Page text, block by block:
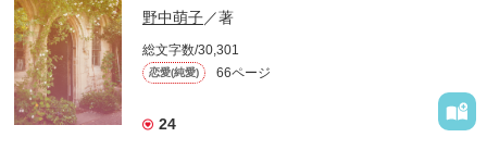
『今夜の晩飯はお前の大好きな松坂牛のステーキだ！！』
野中萌子／著
総文字数/30,301
恋愛(純愛) 66ページ
24